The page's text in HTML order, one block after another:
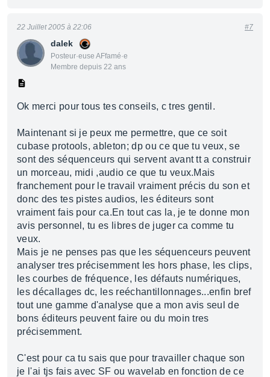
dalek
Posteur·euse AFfamé·e
Membre depuis 22 ans
22 Juillet 2005 à 22:06 #7
Ok merci pour tous tes conseils, c tres gentil.
Maintenant si je peux me permettre, que ce soit
cubase protools, ableton; dp ou ce que tu veux, se
sont des séquenceurs qui servent avant tt a construir
un morceau, midi ,audio ce que tu veux.Mais
franchement pour le travail vraiment précis du son et
donc des tes pistes audios, les éditeurs sont
vraiment fais pour ca.En tout cas la, je te donne mon
avis personnel, tu es libres de juger ca comme tu
veux.
Mais je ne penses pas que les séquenceurs peuvent
analyser tres précisemment les hors phase, les clips,
les courbes de fréquence, les défauts numériques,
les décallages dc, les reéchantillonnages...enfin bref
tout une gamme d'analyse que a mon avis seul de
bons éditeurs peuvent faire ou du moin tres
précisemment.
C'est pour ca tu sais que pour travailler chaque son
je l'ai tjs fais avec SF ou wavelab en fonction de ce